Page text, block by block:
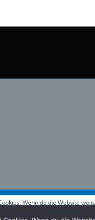
Wenn du die Website